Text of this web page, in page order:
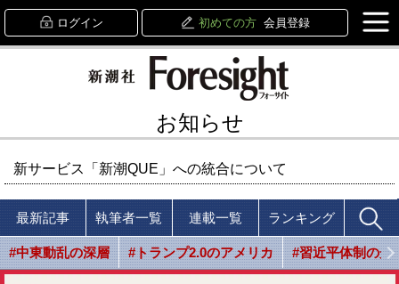
ログイン 初めての方 会員登録
お知らせ
新サービス「新潮QUE」への統合について
最新記事 執筆者一覧 連載一覧 ランキング
#中東動乱の深層 #トランプ2.0のアメリカ #習近平体制の光